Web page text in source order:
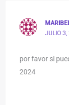
JULIO
por favor si
2024